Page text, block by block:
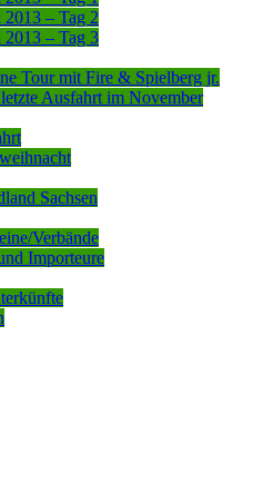
2013 – Tag 2
2013 – Tag 3
Tour mit Fire & Spielberg jr.
Ausfahrt im November
Sachsen
Verbände
Importeure